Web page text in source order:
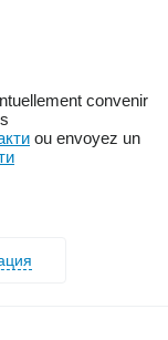
convenir
ou envoyez un